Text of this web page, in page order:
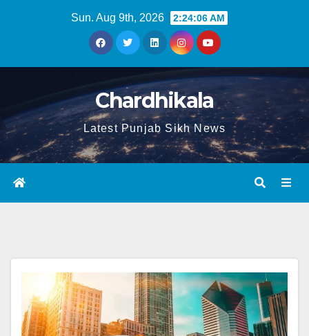
Sun. Aug 9th, 2026 2:24:06 AM
Chardhikala
Latest Punjab Sikh News